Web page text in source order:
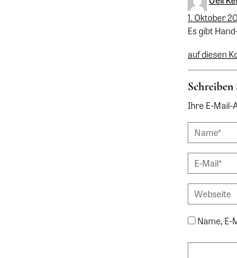
1. Oktober
Es gibt
auf diesen
Ihre E-Mail-
Name,